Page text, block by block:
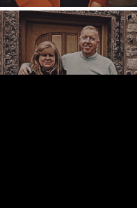
|
IN-HUIS ONTWERP
DEUR LANTEC